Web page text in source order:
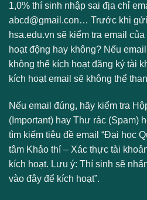
1,0% thí sinh nhập sai địa chỉ
abcd@gmail.con… Trước khi
hsa.edu.vn sẽ kiểm tra email
hoạt động hay không? Nếu
không thể kích hoạt đăng ký tài
kích hoạt email sẽ không thể
Nếu email đúng, hãy kiểm tra
(Important) hay Thư rác (Spam)
tìm kiếm tiêu đề email “Đại học
tâm Khảo thí – Xác thực tài
kích hoạt. Lưu ý: Thí sinh sẽ
vào đây để kích hoạt”.